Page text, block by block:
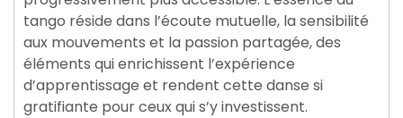
tango réside dans l’écoute mutuelle, la sensibilité
aux mouvements et la passion partagée, des
éléments qui enrichissent l’expérience
d’apprentissage et rendent cette danse si
gratifiante pour ceux qui s’y investissent.